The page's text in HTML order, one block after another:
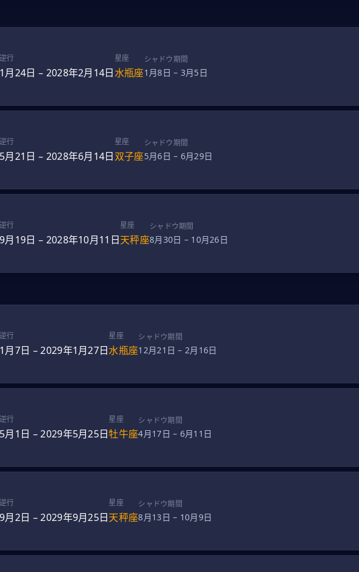
逆行
1月24日 – 2028年2月14日
星座
水瓶座
シャドウ期間
1月8日 – 3月5日
逆行
5月21日 – 2028年6月14日
星座
双子座
シャドウ期間
5月6日 – 6月29日
逆行
9月19日 – 2028年10月11日
星座
天秤座
シャドウ期間
8月30日 – 10月26日
逆行
1月7日 –2029年1月27日
星座
水瓶座
シャドウ期間
12月21日 – 2月16日
逆行
5月1日 –2029年5月25日
星座
牡牛座
シャドウ期間
4月17日 – 6月11日
逆行
9月2日 –2029年9月25日
星座
天秤座
シャドウ期間
8月13日 – 10月9日